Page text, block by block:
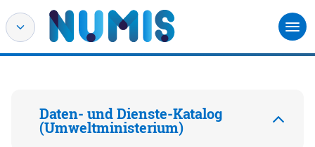
Daten- und Dienste-Katalog
(Umweltministerium)